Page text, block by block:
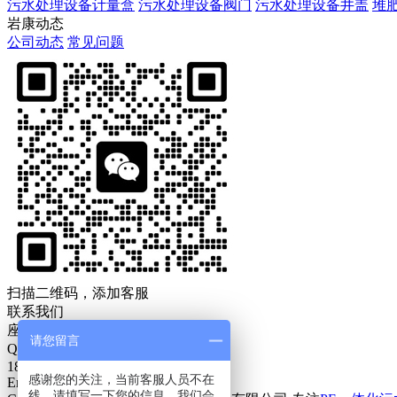
污水处理设备计量盒 污水处理设备阀门 污水处理设备井盖 堆
岩康动态
公司动态 常见问题
扫描二维码，添加客服
联系我们
座机：186-5323-9721
Q Q：18653239721
186-5323-9721
Email:18653239721@163.com
请您留言
感谢您的关注，当前客服人员不在